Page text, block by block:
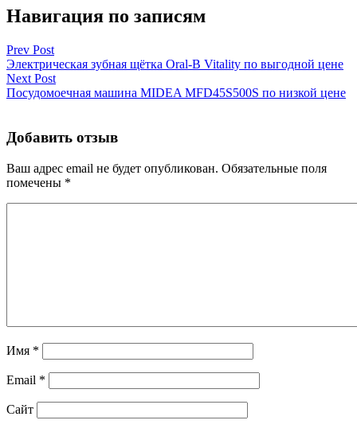
Навигация по записям
Prev Post
Электрическая зубная щётка Oral-B Vitality по выгодной цене
Next Post
Посудомоечная машина MIDEA MFD45S500S по низкой цене
Добавить отзыв
Ваш адрес email не будет опубликован. Обязательные поля
помечены *
Имя *
Email *
Сайт